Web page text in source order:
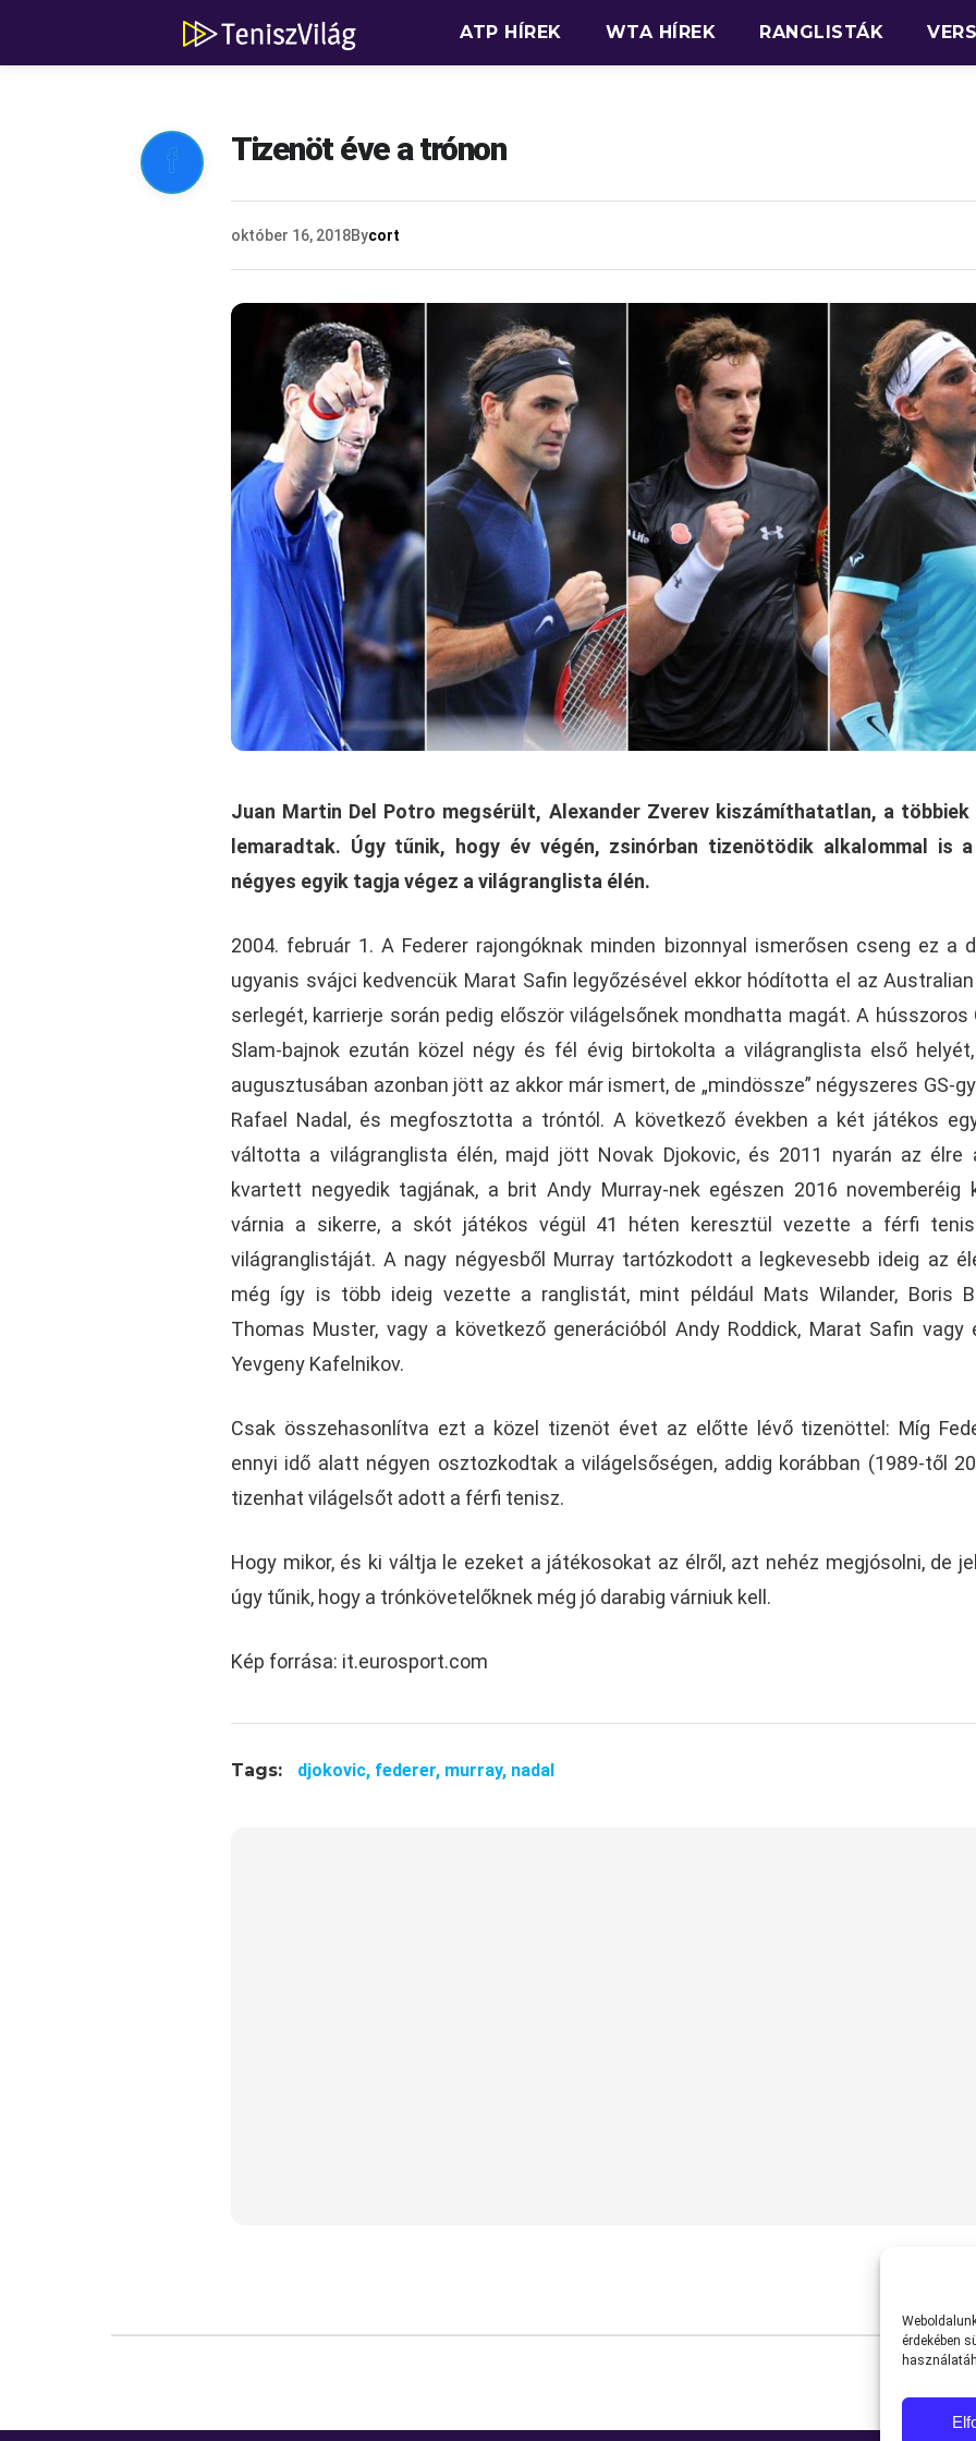
érdekében
ATP HÍREK WTA HÍREK RANGLISTÁK
 Tizenöt éve a trónon
október 16, 2018Bycort
Juan Martin Del Potro megsérült, Alexander Zverev kiszámíthatatlan, a többiek
lemaradtak. Úgy tűnik, hogy év végén, zsinórban tizenötödik alkalommal is
négyes egyik tagja végez a világranglista élén.
2004. február 1. A Federer rajongóknak minden bizonnyal ismerősen cseng ez a
ugyanis svájci kedvencük Marat Safin legyőzésével ekkor hódította el az Australian
serlegét, karrierje során pedig először világelsőnek mondhatta magát. A hússzoros
Slam-bajnok ezután közel négy és fél évig birtokolta a világranglista első
augusztusában azonban jött az akkor már ismert, de „mindössze” négyszeres GS-
Rafael Nadal, és megfosztotta a tróntól. A következő években a két játékos
váltotta a világranglista élén, majd jött Novak Djokovic, és 2011 nyarán az élre
kvartett negyedik tagjának, a brit Andy Murray-nek egészen 2016 novemberéig
várnia a sikerre, a skót játékos végül 41 héten keresztül vezette a férfi
világranglistáját. A nagy négyesből Murray tartózkodott a legkevesebb ideig az
még így is több ideig vezette a ranglistát, mint például Mats Wilander, Boris
Thomas Muster, vagy a következő generációból Andy Roddick, Marat Safin vagy
Yevgeny Kafelnikov.
Csak összehasonlítva ezt a közel tizenöt évet az előtte lévő tizenöttel: Míg
ennyi idő alatt négyen osztozkodtak a világelsőségen, addig korábban (1989-től
tizenhat világelsőt adott a férfi tenisz.
Hogy mikor, és ki váltja le ezeket a játékosokat az élről, azt nehéz megjósolni, de
úgy tűnik, hogy a trónkövetelőknek még jó darabig várniuk kell.
Kép forrása: it.eurosport.com
Tags: djokovic, federer, murray, nadal